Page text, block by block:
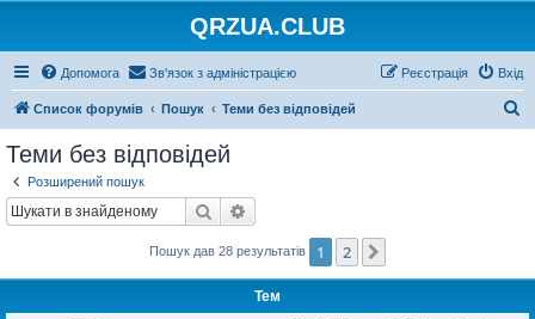
QRZUA.CLUB
Допомога Зв'язок з адміністрацією Вхід
Реєстрація
Список форумів Пошук Теми без відповідей
Теми без відповідей
Розширений пошук
Пошук
Пошук дав 28 результатів 1 2
Тем